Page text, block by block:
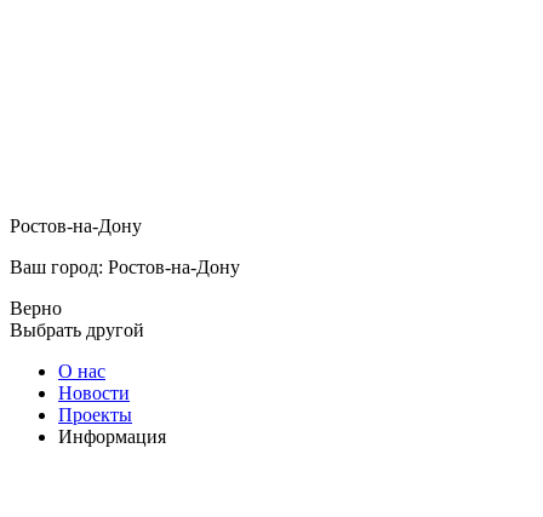
Ростов-на-Дону
Ваш город: Ростов-на-Дону
Верно
Выбрать другой
О нас
Новости
Проекты
Информация